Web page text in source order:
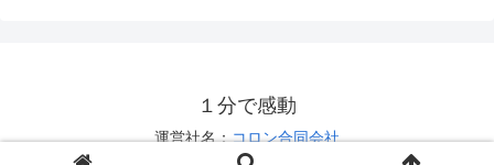
１分で感動
運営社名：コロン合同会社